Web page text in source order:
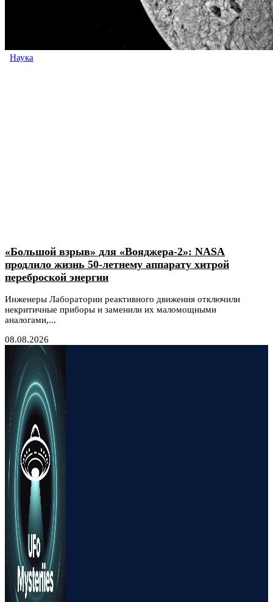
Наука
«Большой взрыв» для «Вояджера-2»: NASA
продлило жизнь 50-летнему аппарату хитрой
переброской энергии
Инженеры Лаборатории реактивного движения отключили
некритичные приборы и заменили их маломощными
аналогами,...
08.08.2026